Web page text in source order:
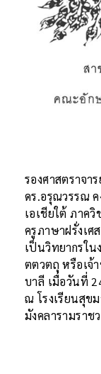
รองศาสตราจา
ดร.อรุณวรรณ ค
เอเชียใต้ ภาค
ครูภาษาฝรั่งเ
เป็นวิทยากรใ
ตตวตถุ หรือเจ้
บาลี เมื่อวันที่
ณ โรงเรียนสุข
มังคลารามราช